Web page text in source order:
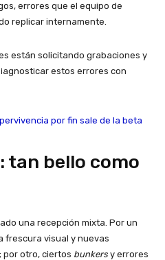
errores que el equipo de
replicar internamente.
están solicitando grabaciones y
estos errores con
por fin sale de la beta
tan bello como
una recepción mixta. Por un
frescura visual y nuevas
por otro, ciertos bunkers y errores